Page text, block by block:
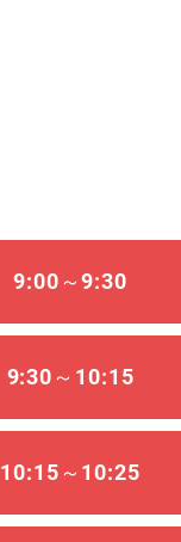
9:00～9:30
9:30～10:15
10:15～10:25